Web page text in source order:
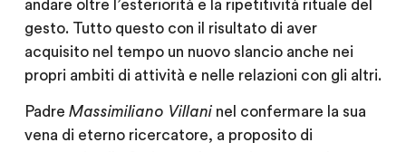
andare oltre l’esteriorità e la ripetitività rituale del
gesto. Tutto questo con il risultato di aver
acquisito nel tempo un nuovo slancio anche nei
propri ambiti di attività e nelle relazioni con gli altri.
Padre Massimiliano Villaninel confermare la sua
vena di eterno ricercatore, a proposito di